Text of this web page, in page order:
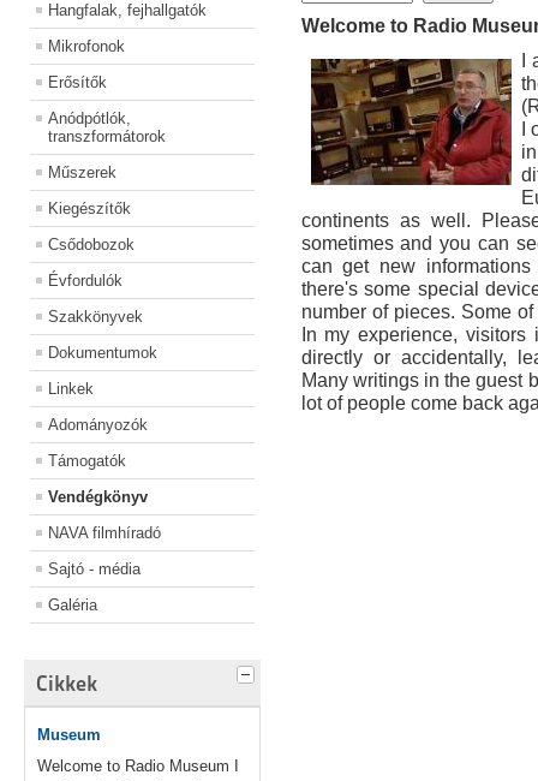
Hangfalak, fejhallgatók
Mikrofonok
Erősítők
Anódpótlók,
transzformátorok
Műszerek
Kiegészítők
Csődobozok
Évfordulók
Szakkönyvek
Dokumentumok
Linkek
Adományozók
Támogatók
Vendégkönyv
NAVA filmhíradó
Sajtó - média
Galéria
Cikkek
Museum
Welcome to Radio Museum I
Welcome to Radio
continents as well.
sometimes and you can
can get new
there's some special
number of pieces. Some
In my experience,
directly or accidentally,
Many writings in the guest
lot of people come back